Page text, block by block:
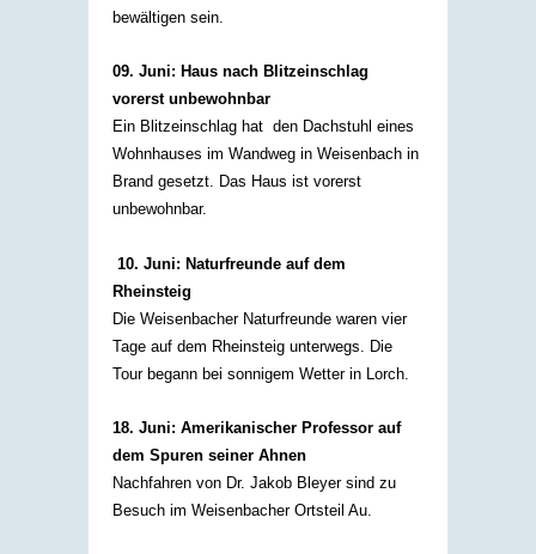
bewältigen sein.​​
09. Juni: Haus nach Blitzeinschlag
vorerst unbewohnbar
Ein Blitzeinschlag hat den Dachstuhl eines
Wohnhauses im Wandweg in Weisenbach in
Brand gesetzt. Das Haus ist vorerst
unbewohnbar.​ ​
10. Juni: Naturfreunde auf dem
Rheinsteig
Die Weisenbacher Naturfreunde waren vier
Tage auf dem Rheinsteig unterwegs. Die
Tour begann bei sonnigem Wetter in Lorch.​​
18. Juni: Amerikanischer Professor auf
dem Spuren seiner Ahnen
Nachfahren von Dr. Jakob Bleyer sind zu
Besuch im Weisenbacher Ortsteil Au.​​